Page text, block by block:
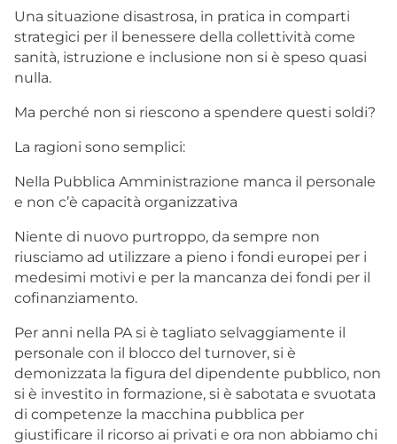
Una situazione disastrosa, in pratica in comparti
strategici per il benessere della collettività come
sanità, istruzione e inclusione non si è speso quasi
nulla.
Ma perché non si riescono a spendere questi soldi?
La ragioni sono semplici:
Nella Pubblica Amministrazione manca il personale
e non c’è capacità organizzativa
Niente di nuovo purtroppo, da sempre non
riusciamo ad utilizzare a pieno i fondi europei per i
medesimi motivi e per la mancanza dei fondi per il
cofinanziamento.
Per anni nella PA si è tagliato selvaggiamente il
personale con il blocco del turnover, si è
demonizzata la figura del dipendente pubblico, non
si è investito in formazione, si è sabotata e svuotata
di competenze la macchina pubblica per
giustificare il ricorso ai privati e ora non abbiamo chi